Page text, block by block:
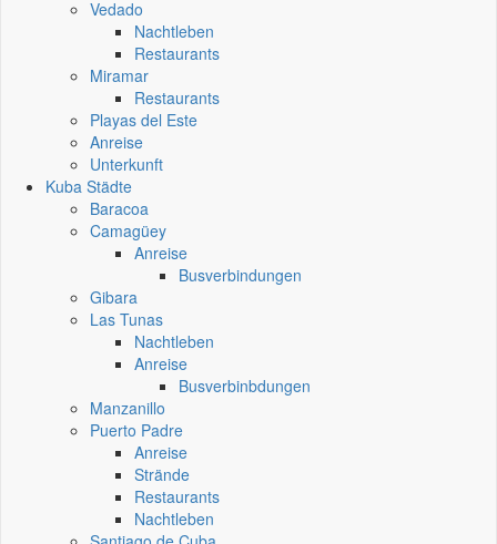
Vedado
Nachtleben
Restaurants
Miramar
Restaurants
Playas del Este
Anreise
Unterkunft
Kuba Städte
Baracoa
Camagüey
Anreise
Busverbindungen
Gibara
Las Tunas
Nachtleben
Anreise
Busverbinbdungen
Manzanillo
Puerto Padre
Anreise
Strände
Restaurants
Nachtleben